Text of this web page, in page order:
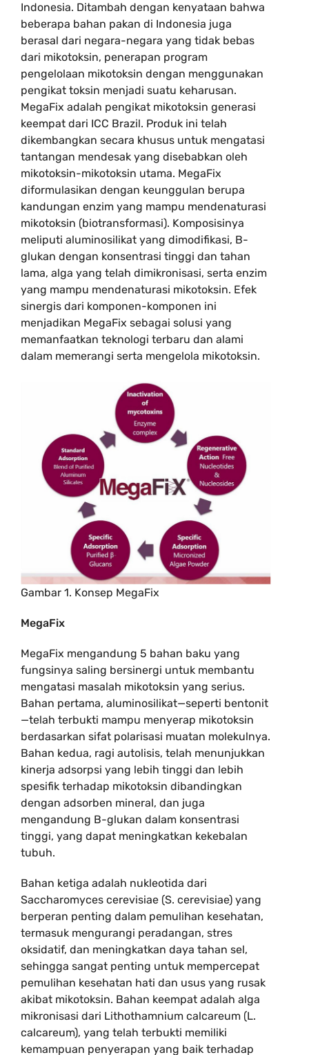
Indonesia. Ditambah dengan kenyataan bahwa
beberapa bahan pakan di Indonesia juga
berasal dari negara-negara yang tidak bebas
dari mikotoksin, penerapan program
pengelolaan mikotoksin dengan menggunakan
pengikat toksin menjadi suatu keharusan.
MegaFix adalah pengikat mikotoksin generasi
keempat dari ICC Brazil. Produk ini telah
dikembangkan secara khusus untuk mengatasi
tantangan mendesak yang disebabkan oleh
mikotoksin-mikotoksin utama. MegaFix
diformulasikan dengan keunggulan berupa
kandungan enzim yang mampu mendenaturasi
mikotoksin (biotransformasi). Komposisinya
meliputi aluminosilikat yang dimodifikasi, B-
glukan dengan konsentrasi tinggi dan tahan
lama, alga yang telah dimikronisasi, serta enzim
yang mampu mendenaturasi mikotoksin. Efek
sinergis dari komponen-komponen ini
menjadikan MegaFix sebagai solusi yang
memanfaatkan teknologi terbaru dan alami
dalam memerangi serta mengelola mikotoksin.
Gambar 1. Konsep MegaFix
MegaFix
MegaFix mengandung 5 bahan baku yang
fungsinya saling bersinergi untuk membantu
mengatasi masalah mikotoksin yang serius.
Bahan pertama, aluminosilikat—seperti bentonit
—telah terbukti mampu menyerap mikotoksin
berdasarkan sifat polarisasi muatan molekulnya.
Bahan kedua, ragi autolisis, telah menunjukkan
kinerja adsorpsi yang lebih tinggi dan lebih
spesifik terhadap mikotoksin dibandingkan
dengan adsorben mineral, dan juga
mengandung B-glukan dalam konsentrasi
tinggi, yang dapat meningkatkan kekebalan
tubuh.
Bahan ketiga adalah nukleotida dari
Saccharomyces cerevisiae (S. cerevisiae) yang
berperan penting dalam pemulihan kesehatan,
termasuk mengurangi peradangan, stres
oksidatif, dan meningkatkan daya tahan sel,
sehingga sangat penting untuk mempercepat
pemulihan kesehatan hati dan usus yang rusak
akibat mikotoksin. Bahan keempat adalah alga
mikronisasi dari Lithothamnium calcareum (L.
calcareum), yang telah terbukti memiliki
kemampuan penyerapan yang baik terhadap